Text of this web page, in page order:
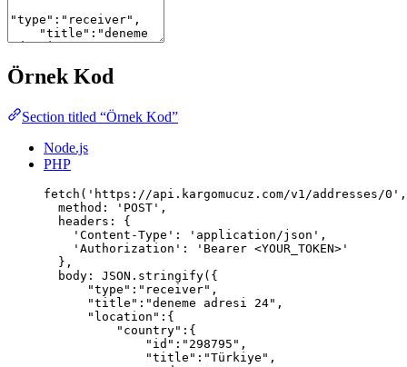
Örnek Kod
Section titled “Örnek Kod”
Node.js
PHP
fetch ( ' https://api.kargomucuz.com/v1/addresses/0 '
method : ' POST ' ,
headers :
{
' Content-Type ' : ' application/json ' ,
' Authorization ' : ' Bearer <YOUR_TOKEN> '
},
body : JSON . stringify({
"type " : " receiver" ,
"title " : "deneme adresi 24" ,
" location " : {
" country" : {
" id " : " 298795 " ,
"title " : "Türkiye " ,